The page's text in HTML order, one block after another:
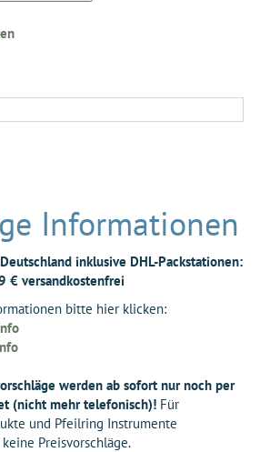
Informationen
inklusive DHL-Packstationen:
€ versandkostenfrei
bitte hier klicken:
werden ab sofort nur noch per
(nicht mehr telefonisch)! Für
und Pfeilring Instrumente
Preisvorschläge.